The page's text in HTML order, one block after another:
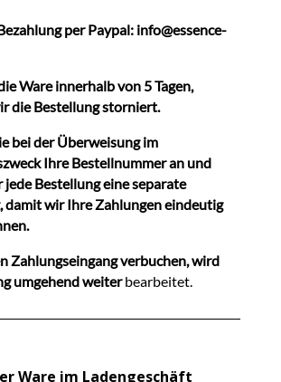
per Paypal: info@essence-
Ware innerhalb von 5 Tagen,
die Bestellung storniert.
bei der Überweisung im
Ihre Bestellnummer an und
jede Bestellung eine separate
damit wir Ihre Zahlungen eindeutig
Zahlungseingang verbuchen, wird
umgehend weiterbearbeitet.
Ware im Ladengeschäft